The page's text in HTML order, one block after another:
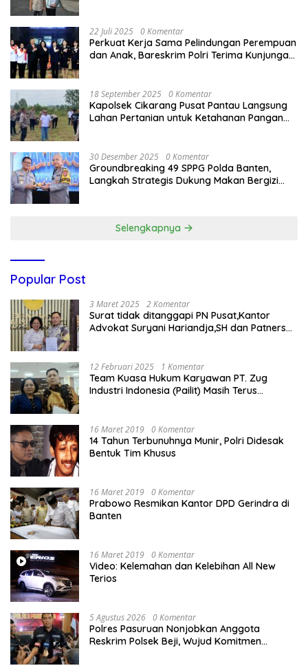
22 Juli 2025 0 Komentar
Perkuat Kerja Sama Pelindungan Perempuan
dan Anak, Bareskrim Polri Terima Kunjungan
18 September 2025 0 Komentar
Kapolsek Cikarang Pusat Pantau Langsung
Lahan Pertanian untuk Ketahanan Pangan
30 Desember 2025 0 Komentar
Groundbreaking 49 SPPG Polda Banten,
Langkah Strategis Dukung Makan Bergizi
Selengkapnya
Popular Post
3 Maret 2025 2 Komentar
Surat tidak ditanggapi PN Pusat,Kantor
Advokat Suryani Hariandja,SH dan Patners
12 Februari 2025 1 Komentar
Team Kuasa Hukum Karyawan PT. Zug
Industri Indonesia (Pailit) Masih Terus
16 Maret 2019 0 Komentar
14 Tahun Terbunuhnya Munir, Polri Didesak
Bentuk Tim Khusus
16 Maret 2019 0 Komentar
Prabowo Resmikan Kantor DPD Gerindra di
Banten
16 Maret 2019 0 Komentar
Video: Kelemahan dan Kelebihan All New
Terios
5 Agustus 2026 0 Komentar
Polres Pasuruan Nonjobkan Anggota
Reskrim Polsek Beji, Wujud Komitmen